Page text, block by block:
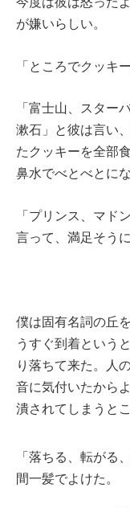
が嫌いらしい。
「ところでクッキ
「富士山、スター
漱石」と彼は言い
たクッキーを全部
鼻水でべとべとに
「プリンス、マド
言って、満足そう
僕は固有名詞の丘
うすぐ到着という
り落ちて来た。人
音に気付いたから
潰されてしまうと
「落ちる、転がる
間一髪でよけた。